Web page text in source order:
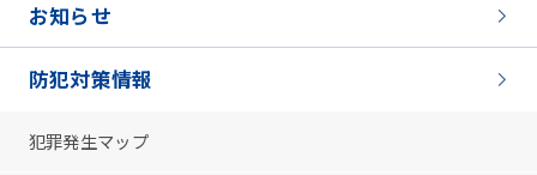
お知らせ
防犯対策情報
犯罪発生マップ